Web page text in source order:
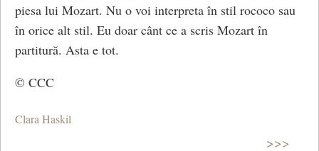
piesa lui Mozart. Nu o voi interpreta în stil rococo sau
în orice alt stil. Eu doar cânt ce a scris Mozart în
partitură. Asta e tot.
© CCC
Clara Haskil
>>>